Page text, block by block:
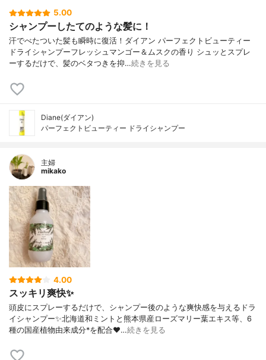
5.00
シャンプーしたてのような髪に！
汗でべたついた髪も瞬時に復活！ダイアン パーフェクトビューティー
ドライシャンプーフレッシュマンゴー＆ムスクの香り シュッとスプレ
ーするだけで、髪のベタつきを抑…続きを見る
Diane(ダイアン)
パーフェクトビューティー ドライシャンプー
主婦
mikako
4.00
スッキリ爽快✨
頭皮にスプレーするだけで、シャンプー後のような爽快感を与えるドラ
イシャンプー✨北海道和ミントと熊本県産ローズマリー葉エキス等、6
種の国産植物由来成分*を配合❤️…続きを見る